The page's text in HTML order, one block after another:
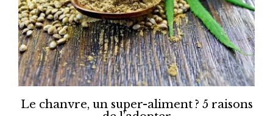
Le chanvre, un super-aliment ? 5 raisons